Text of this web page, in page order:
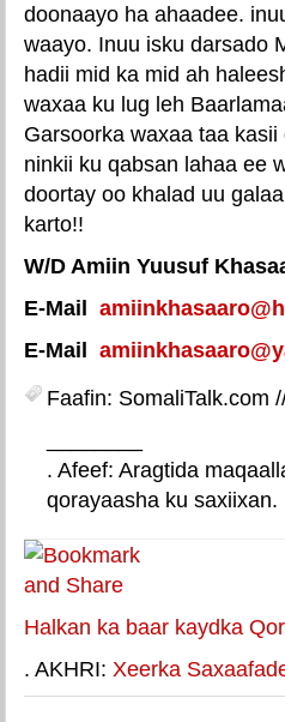
doonaayo ha ahaadee.
waayo. Inuu isku darsado
hadii mid ka mid ah
waxaa ku lug leh
Garsoorka waxaa taa
ninkii ku qabsan lahaa ee
doortay oo khalad uu
karto!!
W/D Amiin Yuusuf
E-Mail
E-Mail
Faafin: SomaliTalk.com
. Afeef: Aragtida
qorayaasha ku saxiixan.
Halkan ka baar kaydka
. AKHRI: Xeerka